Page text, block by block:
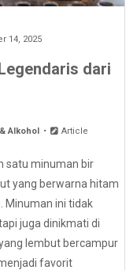
14, 2025
dari
Alkohol Article
satu minuman bir
yang berwarna hitam
Minuman ini tidak
juga dinikmati di
lembut bercampur
favorit